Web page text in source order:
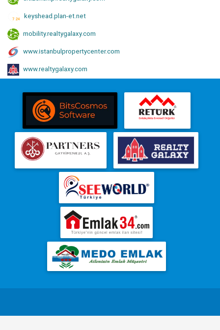
keyshead.plan-et.net
mobility.realtygalaxy.com
www.istanbulpropertycenter.com
www.realtygalaxy.com